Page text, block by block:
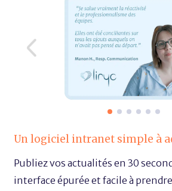
Un logiciel intranet simple à
Publiez vos actualités en 30
interface épurée et facile à